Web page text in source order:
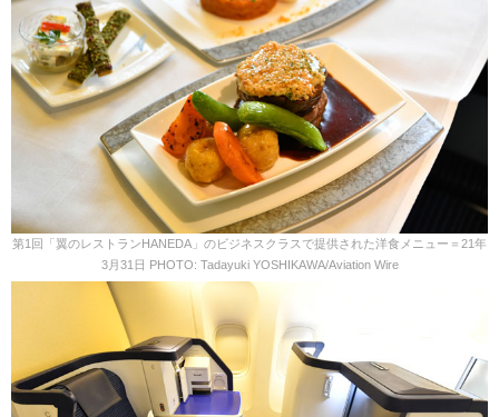
第1回「翼のレストランHANEDA」のビジネスクラスで提供された洋食メニュー＝21年
3月31日 PHOTO: Tadayuki YOSHIKAWA/Aviation Wire